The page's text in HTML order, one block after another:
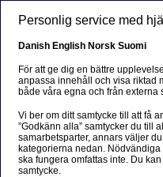
Beklager...
Siden findes desværre
Bliv på siden|Fortsæt
Personlig service med
Danish English Norsk Suomi
För att ge dig en bättre
anpassa innehåll och visa riktad
både våra egna och från externa
Vi ber om ditt samtycke till att få
”Godkänn alla” samtycker du till
samarbetsparter, annars väljer
kategorierna nedan.
ska fungera omfattas inte. Du
samtycke.